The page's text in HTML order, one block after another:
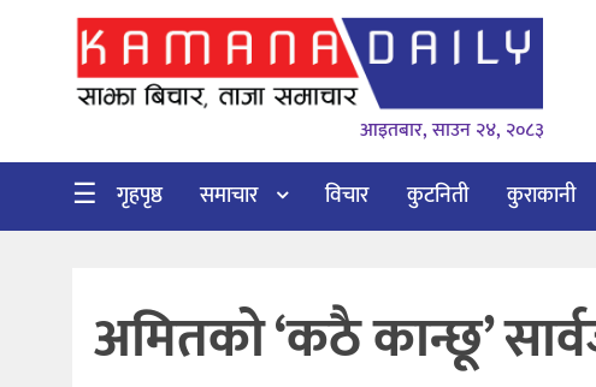
गृहपृष्ठ
विचार
कुटनिती
आइतबार, साउन २४, २०८३
☰ गृहपृष्ठ समाचार विचार कुटनिती कुराकानी
अमितको ‘कठै कान्छू’